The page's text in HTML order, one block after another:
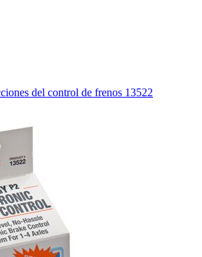
del control de frenos 13522